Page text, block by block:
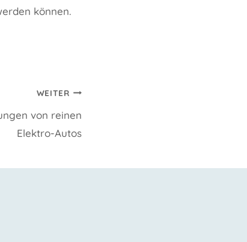
können.
WEITER
von reinen
Elektro-Autos